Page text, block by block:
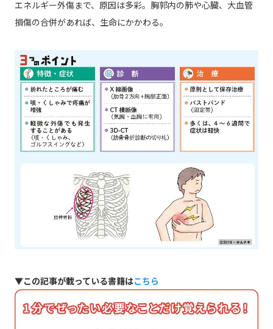
エネルギー外傷まで、原因は多彩。胸郭内の肺や心臓、大血管
損傷の合併があれば、生命にかかわる。
▼この記事が載っている書籍はこちら